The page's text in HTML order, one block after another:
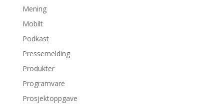
Mening
Mobilt
Podkast
Pressemelding
Produkter
Programvare
Prosjektoppgave